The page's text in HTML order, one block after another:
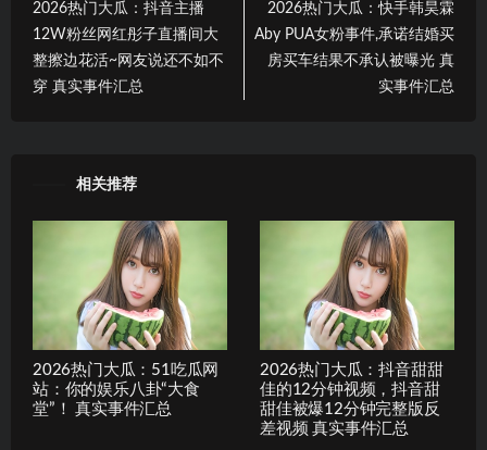
2026热门大瓜：抖音主播
12W粉丝网红彤子直播间大
整擦边花活~网友说还不如不
穿 真实事件汇总
2026热门大瓜：快手韩昊霖
Aby PUA女粉事件,承诺结婚买
房买车结果不承认被曝光 真
实事件汇总
相关推荐
2026热门大瓜：51吃瓜网
站：你的娱乐八卦“大食
堂”！ 真实事件汇总
2026热门大瓜：抖音甜甜
佳的12分钟视频，抖音甜
甜佳被爆12分钟完整版反
差视频 真实事件汇总